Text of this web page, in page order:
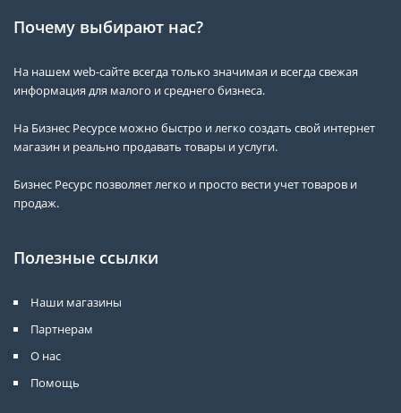
Почему выбирают нас?
На нашем web-сайте всегда только значимая и всегда свежая
информация для малого и среднего бизнеса.
На Бизнес Ресурсе можно быстро и легко создать свой интернет
магазин и реально продавать товары и услуги.
Бизнес Ресурс позволяет легко и просто вести учет товаров и
продаж.
Полезные ссылки
Наши магазины
Партнерам
О нас
Помощь